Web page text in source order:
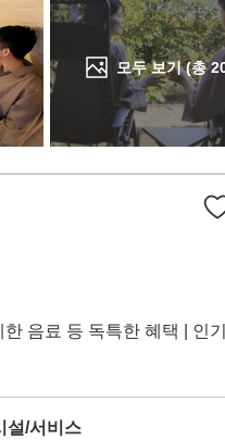
모두 보기 (총
음료 등 독특한 혜택 | 인
설/서비스